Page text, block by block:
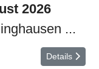
2026
...
Details